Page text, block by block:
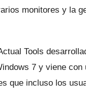
monitores y la
Tools
7 y viene con
que incluso los